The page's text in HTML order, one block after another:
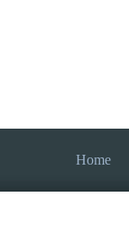
Home